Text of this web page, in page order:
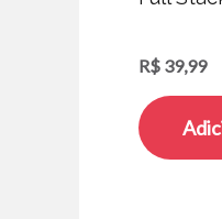
R$ 39,99